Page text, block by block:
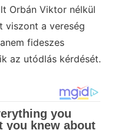
Orbán Viktor nélkül
viszont a vereség
fideszes
az utódlás kérdését.